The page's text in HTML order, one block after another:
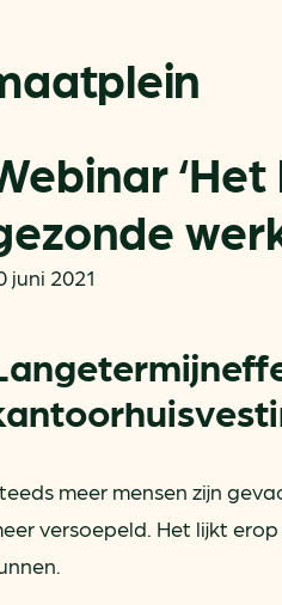
Klimaatplein
Hoofd­navigatie
Word partner
Contact
Dossiers
Achtergrond
Beprijzing van CO2
juni 2021
meer mensen zijn
versoepeld. Het lijkt